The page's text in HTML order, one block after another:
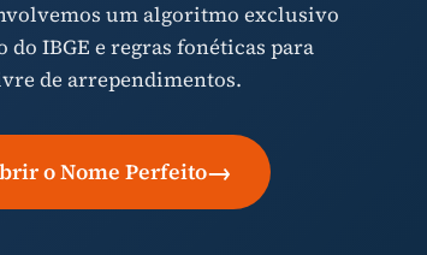
um algoritmo exclusivo
IBGE e regras fonéticas para
de arrependimentos.
o Nome Perfeito→